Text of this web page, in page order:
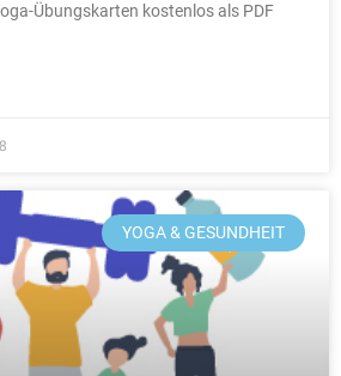
Übungskarten kostenlos als PDF
YOGA & GESUNDHEIT